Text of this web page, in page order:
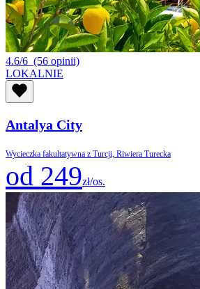
4.6/6 (56 opinii)
LOKALNIE
Antalya City
Wycieczka fakultatywna z Turcji, Riwiera Turecka
od 249zł/os.